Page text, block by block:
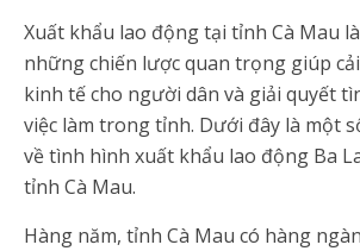
Xuất khẩu lao động tại tỉnh Cà Mau
những chiến lược quan trọng giúp
kinh tế cho người dân và giải quyết
việc làm trong tỉnh. Dưới đây là một
về tình hình xuất khẩu lao động Ba
tỉnh Cà Mau.
Hàng năm, tỉnh Cà Mau có hàng